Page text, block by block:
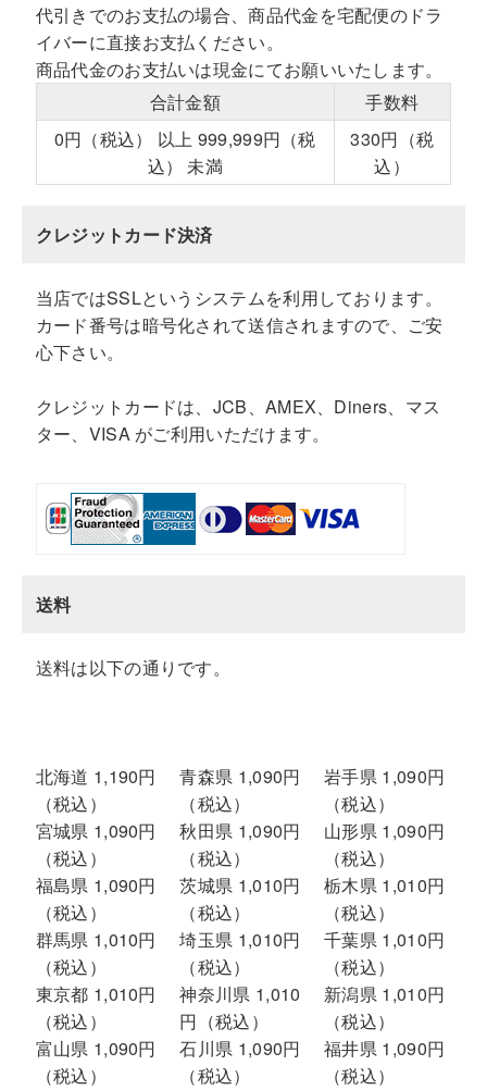
代引きでのお支払の場合、商品代金を宅配便のドラ
イバーに直接お支払ください。
商品代金のお支払いは現金にてお願いいたします。
合計金額
手数料
0円（税込） 以上 999,999円（税
込） 未満
330円（税
込）
クレジットカード決済
当店ではSSLというシステムを利用しております。
カード番号は暗号化されて送信されますので、ご安
心下さい。
クレジットカードは、JCB、AMEX、Diners、マス
ター、VISA がご利用いただけます。
送料
送料は以下の通りです。
北海道 1,190円
（税込）
青森県 1,090円
（税込）
岩手県 1,090円
（税込）
宮城県 1,090円
（税込）
秋田県 1,090円
（税込）
山形県 1,090円
（税込）
福島県 1,090円
（税込）
茨城県 1,010円
（税込）
栃木県 1,010円
（税込）
群馬県 1,010円
（税込）
埼玉県 1,010円
（税込）
千葉県 1,010円
（税込）
東京都 1,010円
（税込）
神奈川県 1,010
円（税込）
新潟県 1,010円
（税込）
富山県 1,090円
（税込）
石川県 1,090円
（税込）
福井県 1,090円
（税込）